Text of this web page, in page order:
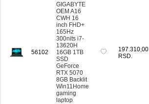
56102
GIGABYTE
OEM A16
CWH 16
inch FHD+
165Hz
300nits i7-
13620H
16GB 1TB
SSD
GeForce
RTX 5070
8GB Backlit
Win11Home
gaming
laptop
197.310,00
RSD.